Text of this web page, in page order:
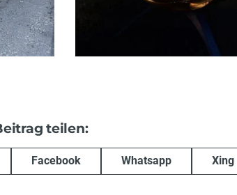
teilen:
Facebook Whatsapp Xing